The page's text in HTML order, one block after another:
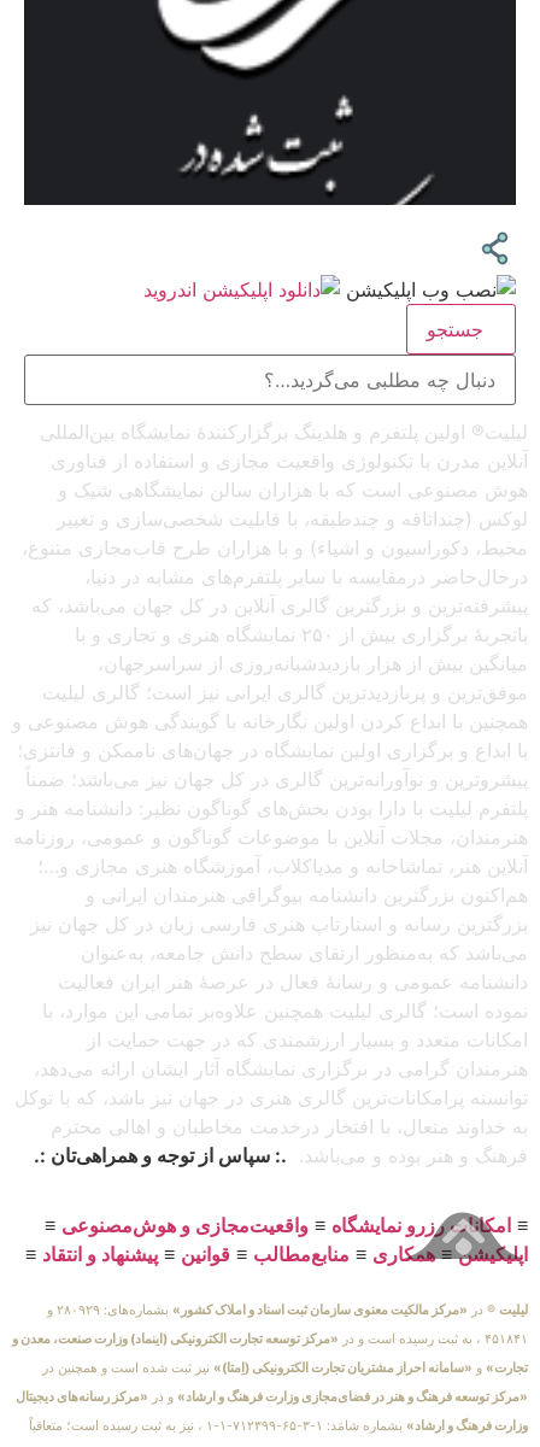
جستجو
لیلیت® اولین پلتفرم و هلدینگ برگزارکنندهٔ نمایشگاه بین‌المللی
آنلاین مدرن با تکنولوژی واقعیت مجازی و استفاده از فناوری
هوش مصنوعی است که با هزاران سالن نمایشگاهی شیک و
لوکس (چنداتاقه و چندطبقه، با قابلیت شخصی‌سازی و تغییر
محیط، دکوراسیون و اشیاء) و با هزاران طرح قاب‌مجازی متنوع،
درحال‌حاضر درمقایسه با سایر پلتفرم‌های مشابه در دنیا،
پیشرفته‌ترین و بزرگترین گالری آنلاین در کل جهان می‌باشد، که
باتجربهٔ برگزاری بیش از ۲۵۰ نمایشگاه هنری و تجاری و با
میانگین بیش از هزار بازدیدشبانه‌روزی از سراسرجهان،
موفق‌ترین و پربازدیدترین گالری ایرانی نیز است؛ گالری لیلیت
همچنین با ابداع کردن اولین نگارخانه با گویندگی هوش مصنوعی و
با ابداع و برگزاری اولین نمایشگاه در جهان‌های ناممکن و فانتزی؛
پیشروترین و نوآورانه‌ترین گالری در کل جهان نیز می‌باشد؛ ضمناً
پلتفرم لیلیت با دارا بودن بخش‌های گوناگون نظیر: دانشنامه هنر و
هنرمندان، مجلات آنلاین با موضوعات گوناگون و عمومی، روزنامه
آنلاین هنر، تماشاخانه و مدیاکلاب، آموزشگاه هنری مجازی و…؛
هم‌اکنون بزرگترین دانشنامه بیوگرافی هنرمندان ایرانی و
بزرگترین رسانه و استارتاپ هنری فارسی زبان در کل جهان نیز
می‌باشد که به‌منظور ارتقای سطح دانش جامعه، به‌عنوان
دانشنامه عمومی و رسانهٔ فعال در عرصهٔ هنر ایران فعالیت
نموده است؛ گالری لیلیت همچنین علاوه‌بر تمامی این موارد، با
امکانات متعدد و بسیار ارزشمندی که در جهت حمایت از
هنرمندان گرامی در برگزاری نمایشگاه آثار ایشان ارائه می‌دهد،
توانسته پرامکانات‌ترین گالری هنری در جهان نیز باشد، که با توکل
به خداوند متعال، با افتخار درخدمت مخاطبان و اهالی محترم
فرهنگ و هنر بوده و می‌باشد. .: سپاس از توجه و همراهی‌تان :.
≡ امکانات رزرو نمایشگاه ≡ واقعیت‌مجازی و هوش‌مصنوعی ≡
اپلیکیشن≡همکاری ≡ منابع‌مطالب ≡ قوانین ≡ پیشنهاد و انتقاد ≡
لیلیت ® در «مرکز مالکیت معنوی سازمان ثبت اسناد و املاک کشور»
بشماره‌های: ۲۸۰۹۲۹ و
۴۵۱۸۴۱ ، به ثبت رسیده است و در
«مرکز توسعه تجارت الکترونیکی (اینماد) وزارت صنعت، معدن و
تجارت» و «سامانه احراز مشتریان تجارت الکترونیکی (اِمتا)» نیز ثبت شده است و همچنین در
«مرکز توسعه فرهنگ و هنر در فضای‌مجازی وزارت فرهنگ و ارشاد» و در «مرکز رسانه‌های دیجیتال
وزارت فرهنگ و ارشاد»
بشماره شامَد: ۱-۳-۶۵-۷۱۲۳۹۹-۱-۱ ، نیز به ثبت رسیده است؛ متعاقباً